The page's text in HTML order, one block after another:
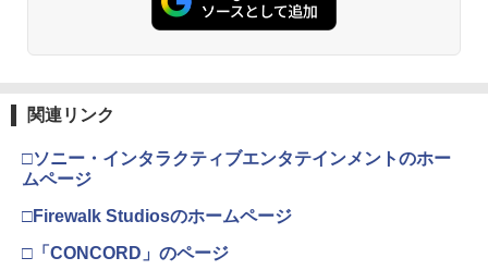
関連リンク
□ソニー・インタラクティブエンタテインメントのホー
ムページ
□Firewalk Studiosのホームページ
□「CONCORD」のページ